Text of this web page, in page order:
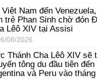
Nam đến
trẻ Phan Sinh chờ đón
Lêô XIV tại Assisi
08/2026
Thánh Cha Lêô XIV sẽ
tông du đầu tiên đến
và Peru vào tháng